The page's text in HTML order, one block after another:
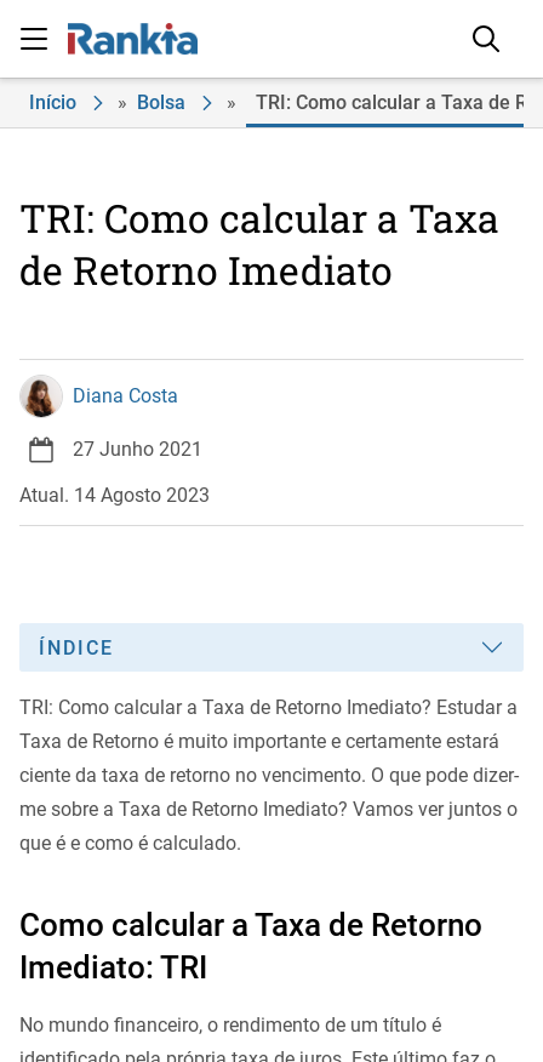
Início » Bolsa » TRI: Como calcular a Taxa de
TRI: Como calcular a Taxa
de Retorno Imediato
Diana Costa
27 Junho 2021
Atual. 14 Agosto 2023
ÍNDICE
TRI: Como calcular a Taxa de Retorno Imediato? Estudar a
Taxa de Retorno é muito importante e certamente estará
ciente da taxa de retorno no vencimento. O que pode dizer-
me sobre a Taxa de Retorno Imediato? Vamos ver juntos o
que é e como é calculado.
Como calcular a Taxa de Retorno
Imediato: TRI
No mundo financeiro, o rendimento de um título é